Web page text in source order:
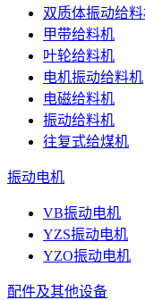
双质体振动给
甲带给料机
叶轮给料机
电机振动给料机
电磁给料机
振动给料机
往复式给煤机
振动电机
VB振动电机
YZS振动电机
YZO振动电机
配件及其他设备